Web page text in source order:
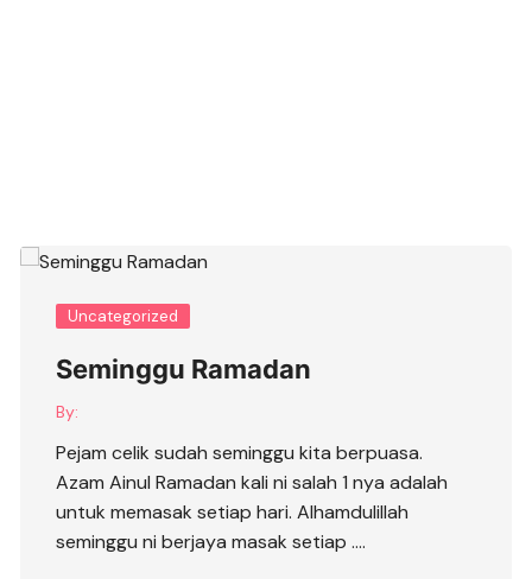
Uncategorized
Seminggu Ramadan
By:
Pejam celik sudah seminggu kita berpuasa.
Azam Ainul Ramadan kali ni salah 1 nya adalah
untuk memasak setiap hari. Alhamdulillah
seminggu ni berjaya masak setiap ….